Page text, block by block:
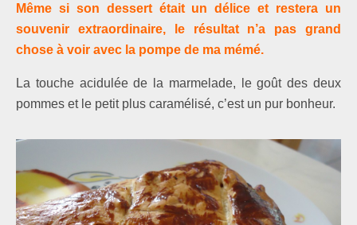
Même si son dessert était un délice et restera un
souvenir extraordinaire, le résultat n’a pas grand
chose à voir avec la pompe de ma mémé.
La touche acidulée de la marmelade, le goût des deux
pommes et le petit plus caramélisé, c’est un pur bonheur.